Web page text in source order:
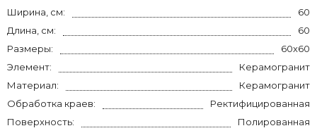
Ширина, см:
60
Длина, см:
60
Размеры:
60x60
Элемент:
Керамогранит
Материал:
Керамогранит
Обработка краев:
Ректифицированная
Поверхность:
Полированная